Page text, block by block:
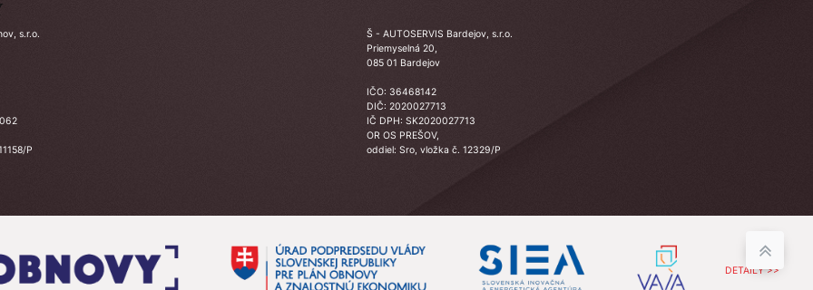
s.r.o.
P
Š - AUTOSERVIS Bardejov, s.r.o.
Priemyselná 20,
085 01 Bardejov
IČO: 36468142
DIČ: 2020027713
IČ DPH: SK2020027713
OR OS PREŠOV,
oddiel: Sro, vložka č. 12329/P
DETAILY >>